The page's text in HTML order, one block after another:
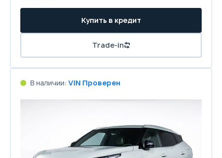
Купить в кредит
Trade-in
В наличии: VIN Проверен